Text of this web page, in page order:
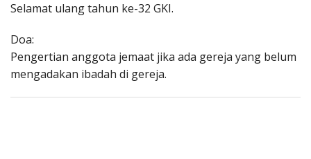
Selamat ulang tahun ke-32 GKI.
Doa:
Pengertian anggota jemaat jika ada gereja yang belum
mengadakan ibadah di gereja.